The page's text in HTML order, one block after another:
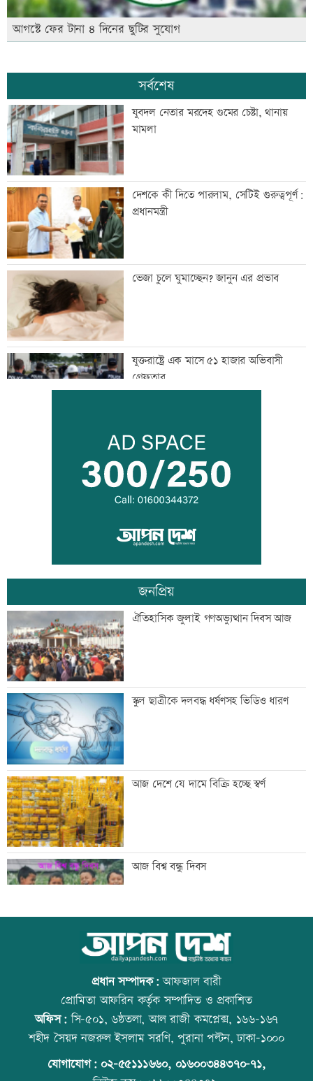
আগস্টে ফের টানা ৪ দিনের ছুটির সুযোগ
সর্বশেষ
যুবদল নেতার মরদেহ গুমের চেষ্টা, থানায়
মামলা
দেশকে কী দিতে পারলাম, সেটিই গুরুত্বপূর্ণ:
প্রধানমন্ত্রী
ভেজা চুলে ঘুমাচ্ছেন? জানুন এর প্রভাব
যুক্তরাষ্ট্রে এক মাসে ৫১ হাজার অভিবাসী
গ্রেফতার
কালীগঞ্জের সেন্ট নিকোলাস চার্চ: ঐতিহ্য ও
সম্প্রীতির প্রতীক
‘শিশুদের সুস্থ বিকাশে নিয়মিত স্বাস্থ্য পরীক্ষা
গুরুত্বপূর্ণ’
মেসিকে বোমা মেরে উড়িয়ে দেয়ার হুমকি
ব্যাংক এশিয়াতে নিয়োগ বিজ্ঞপ্তি
‘শেখ হাসিনার রাজনৈতিক তৎপরতার দায়
ভারত এড়াতে পারে না’
‘আরেকটি বিশ্বকাপ খেলার সামর্থ্য নেই’
আমিরাতে ঈদে মিলাদুন্নবী ও জাতীয় দিবসের
ছুটি ঘোষণা
তনু হত্যায় সাবেক সেনা সদস্য হাফিজুর ফের
গ্রেফতার
জনপ্রিয়
ঐতিহাসিক জুলাই গণঅভ্যুত্থান দিবস আজ
স্কুল ছাত্রীকে দলবদ্ধ ধর্ষণসহ ভিডিও ধারণ
আজ দেশে যে দামে বিক্রি হচ্ছে স্বর্ণ
আজ বিশ্ব বন্ধু দিবস
উত্থান-পতনের বাজারে আজ স্বর্ণের ভরি কত
কোরআন-হাদিসে নামাজ না পড়ার শাস্তি
প্রধান সম্পাদক:আফজাল বারী
প্রোমিতা আফরিন কর্তৃক সম্পাদিত ও প্রকাশিত
অফিস:সি-৫০১, ৬ষ্ঠতলা, আল রাজী কমপ্লেক্স, ১৬৬-১৬৭
শহীদ সৈয়দ নজরুল ইসলাম সরণি, পুরানা পল্টন, ঢাকা-১০০০
যোগাযোগ: ০২-৫৫১১১৬৬০, ০১৬০০৩৪৪৩৭০-৭১,